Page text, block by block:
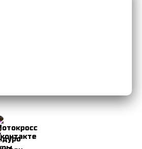
Мы в Instagram
8-906-103-34-49